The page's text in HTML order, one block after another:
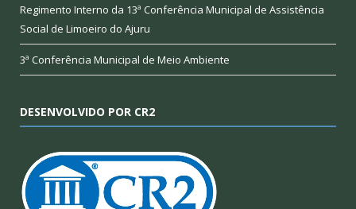
Regimento Interno da 13ª Conferência Municipal de Assistência
Social de Limoeiro do Ajuru
3ª Conferência Municipal de Meio Ambiente
DESENVOLVIDO POR CR2